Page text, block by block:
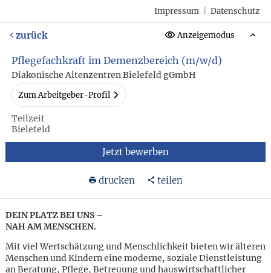
Impressum Datenschutz
zurück Anzeigemodus
Pflegefachkraft im Demenzbereich (m/w/d)
Diakonische Altenzentren Bielefeld gGmbH
Zum Arbeitgeber-Profil
Teilzeit
Bielefeld
Jetzt bewerben
drucken teilen
DEIN PLATZ BEI UNS –
NAH AM MENSCHEN.
Mit viel Wertschätzung und Menschlichkeit bieten wir älteren
Menschen und Kindern eine moderne, soziale Dienstleistung
an Beratung, Pflege, Betreuung und hauswirtschaftlicher